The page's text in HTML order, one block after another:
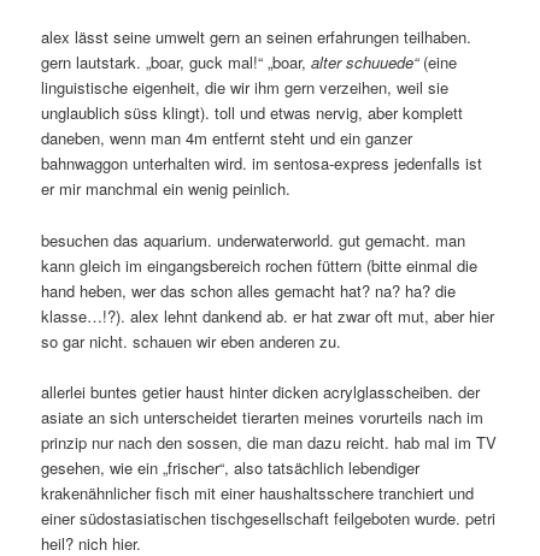
alex lässt seine umwelt gern an seinen erfahrungen teilhaben.
gern lautstark. „boar, guck mal!“ „boar,alter schuuede“ (eine
linguistische eigenheit, die wir ihm gern verzeihen, weil sie
unglaublich süss klingt). toll und etwas nervig, aber komplett
daneben, wenn man 4m entfernt steht und ein ganzer
bahnwaggon unterhalten wird. im sentosa-express jedenfalls ist
er mir manchmal ein wenig peinlich.
besuchen das aquarium. underwaterworld. gut gemacht. man
kann gleich im eingangsbereich rochen füttern (bitte einmal die
hand heben, wer das schon alles gemacht hat? na? ha? die
klasse…!?). alex lehnt dankend ab. er hat zwar oft mut, aber hier
so gar nicht. schauen wir eben anderen zu.
allerlei buntes getier haust hinter dicken acrylglasscheiben. der
asiate an sich unterscheidet tierarten meines vorurteils nach im
prinzip nur nach den sossen, die man dazu reicht. hab mal im TV
gesehen, wie ein „frischer“, also tatsächlich lebendiger
krakenähnlicher fisch mit einer haushaltsschere tranchiert und
einer südostasiatischen tischgesellschaft feilgeboten wurde. petri
heil? nich hier.